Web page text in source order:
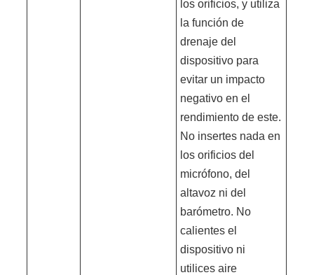
los orificios, y utiliza
la función de
drenaje del
dispositivo para
evitar un impacto
negativo en el
rendimiento de este.
No insertes nada en
los orificios del
micrófono, del
altavoz ni del
barómetro. No
calientes el
dispositivo ni
utilices aire